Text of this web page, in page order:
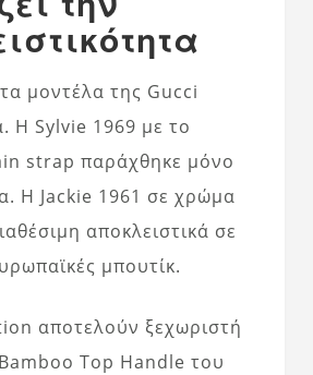
μοντέλα της Gucci
Η Sylvie 1969 με το
strap παράχθηκε μόνο
Η Jackie 1961 σε χρώμα
αποκλειστικά σε
μπουτίκ.
αποτελούν ξεχωριστή
Top Handle του